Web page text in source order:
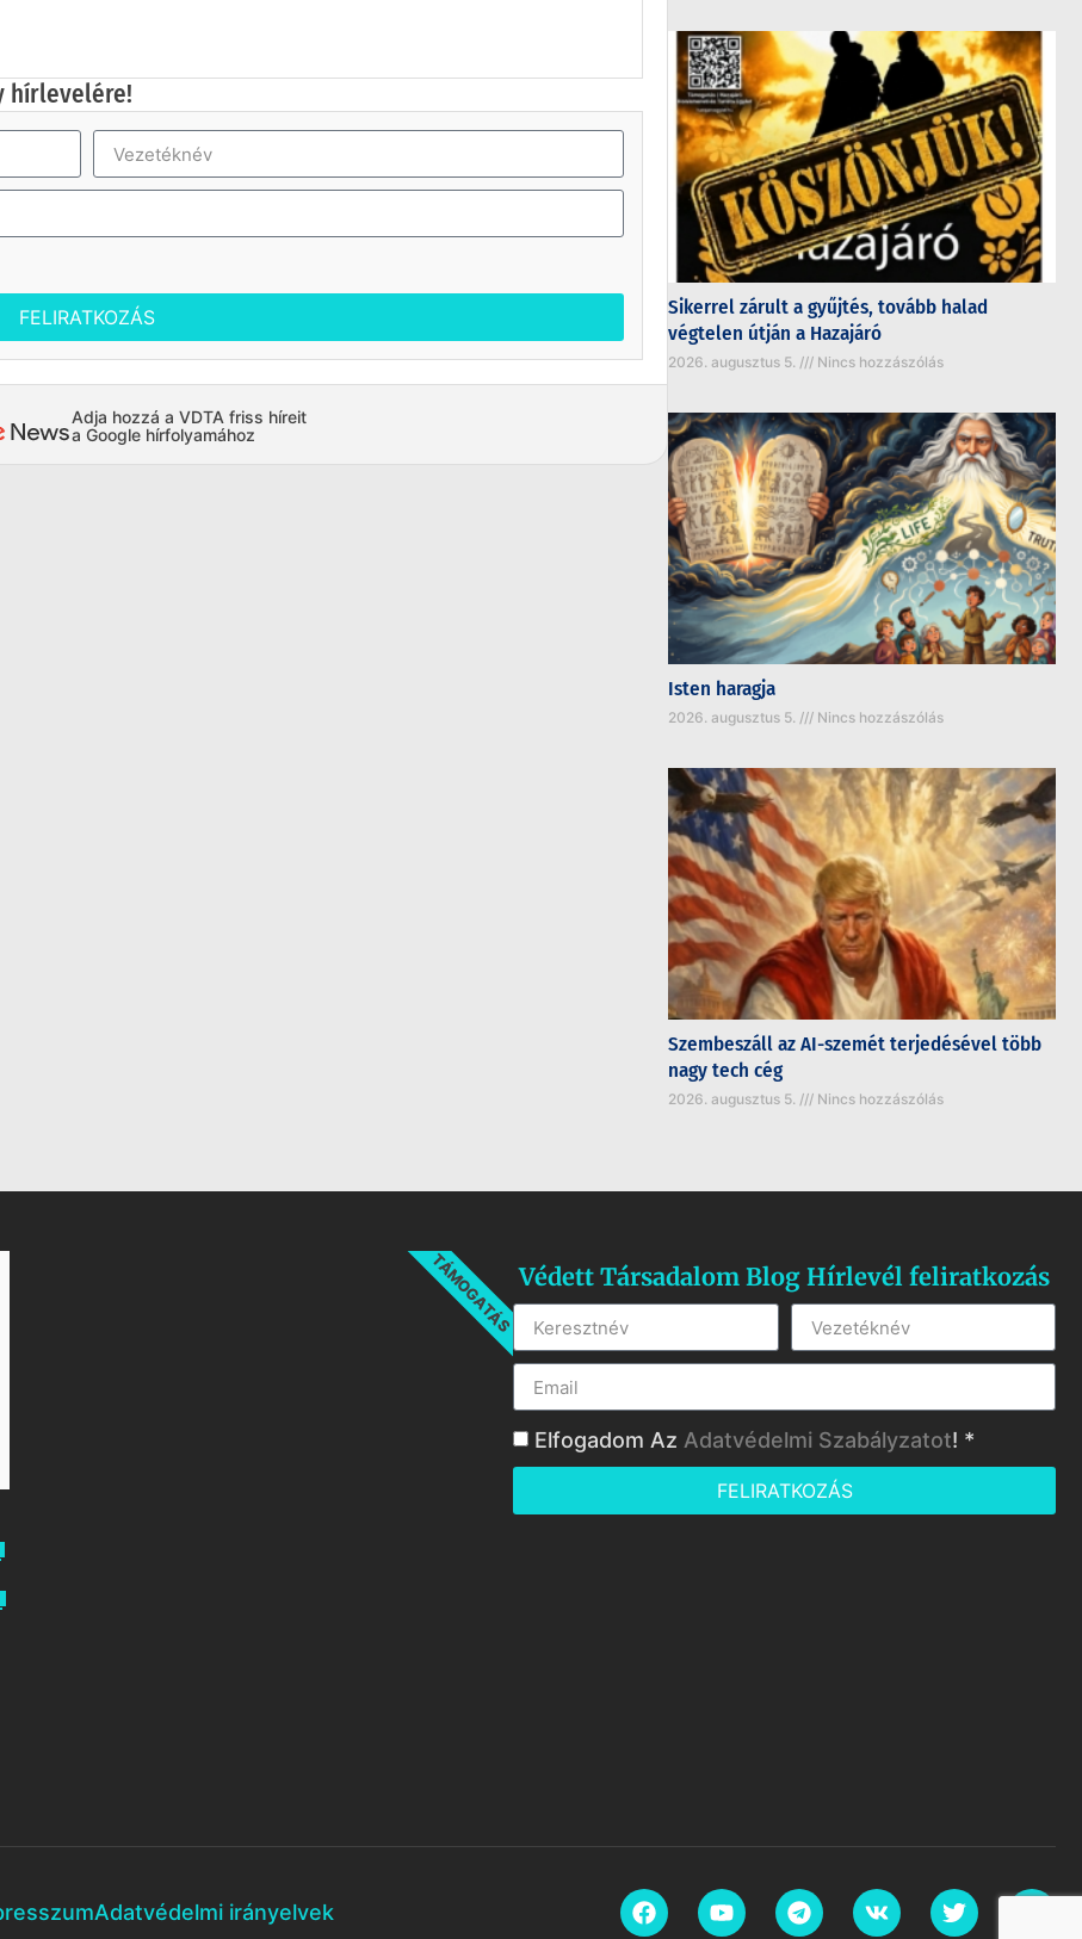
hírlevelére!
FELIRATKOZÁS
Adja hozzá a VDTA friss híreit
a Google hírfolyamához
Sikerrel zárult a gyűjtés, tovább halad
végtelen útján a Hazajáró
2026. augusztus 5. Nincs hozzászólás
Isten haragja
2026. augusztus 5. Nincs hozzászólás
Szembeszáll az AI-szemét terjedésével több
nagy tech cég
2026. augusztus 5. Nincs hozzászólás
TÁMOGATÁSVédett Társadalom Blog Hírlevél feliratkozás
Elfogadom Az Adatvédelmi Szabályzatot! *
FELIRATKOZÁS
Adatvédelmi irányelvek